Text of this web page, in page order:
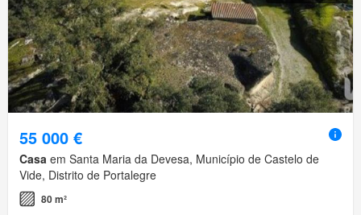
55 000 €
Casa em Santa Maria da Devesa, Município de Castelo de
Vide, Distrito de Portalegre
80 m²